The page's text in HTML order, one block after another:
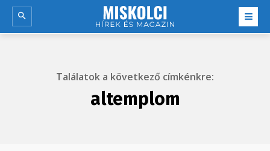
Találatok a következő címkénkre:
altemplom